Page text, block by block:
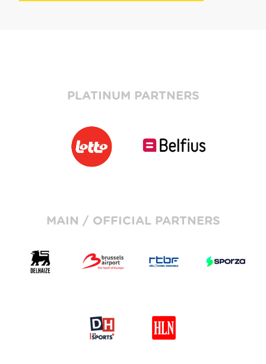
PLATINUM PARTNERS
MAIN / OFFICIAL PARTNERS